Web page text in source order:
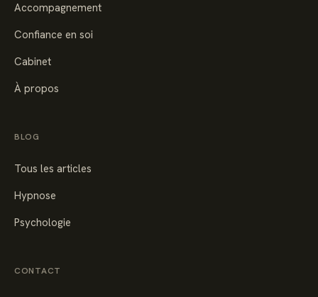
Accompagnement
Confiance en soi
Cabinet
À propos
BLOG
Tous les articles
Hypnose
Psychologie
CONTACT